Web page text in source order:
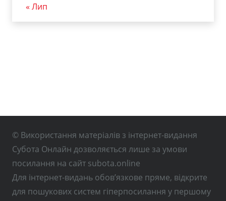
« Лип
© Використання матеріалів з інтернет-видання
Субота Онлайн дозволяється лише за умови
посилання на сайт subota.online
Для інтернет-видань обов’язкове пряме, відкрите
для пошукових систем гіперпосилання у першому